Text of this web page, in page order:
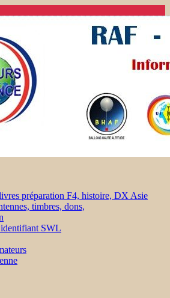
préparation F4, histoire, DX Asie
timbres, dons,
SWL